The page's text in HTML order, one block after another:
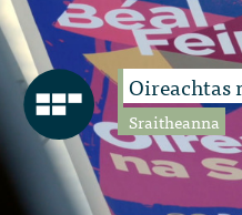
Oireachtas
Sraitheanna